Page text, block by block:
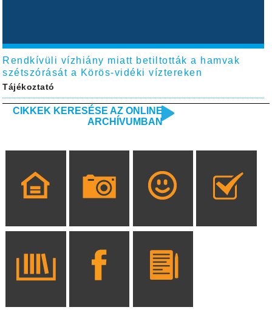
Rendkívüli vízhiány miatt betiltották a hamvak
szétszórását a Körös-vidéki víztereken
Tájékoztató
CIKKEK KERESÉSE AZ ONLINE
ARCHÍVUMBAN